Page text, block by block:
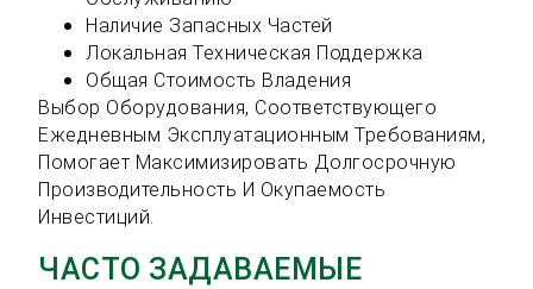
Наличие Запасных Частей
Локальная Техническая Поддержка
Общая Стоимость Владения
Выбор Оборудования, Соответствующего
Ежедневным Эксплуатационным Требованиям,
Помогает Максимизировать Долгосрочную
Производительность И Окупаемость
Инвестиций.
ЧАСТО ЗАДАВАЕМЫЕ